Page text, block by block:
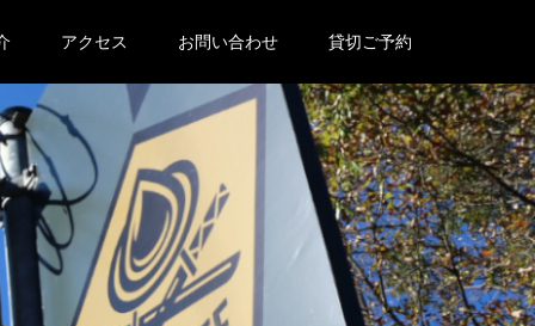
アクセス お問い合わせ 貸切ご予約